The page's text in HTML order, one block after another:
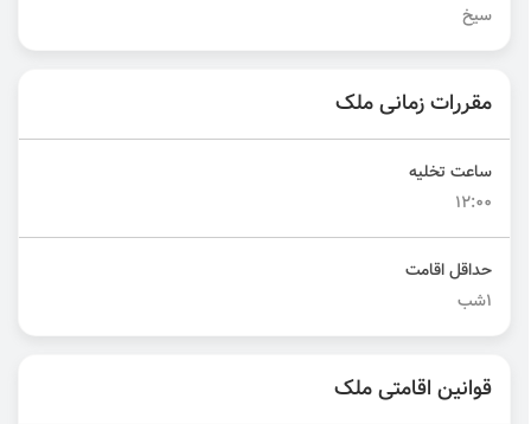
سیخ
مقررات زمانی ملک
ساعت تخلیه
۱۲:۰۰
حداقل اقامت
۱شب
قوانین اقامتی ملک